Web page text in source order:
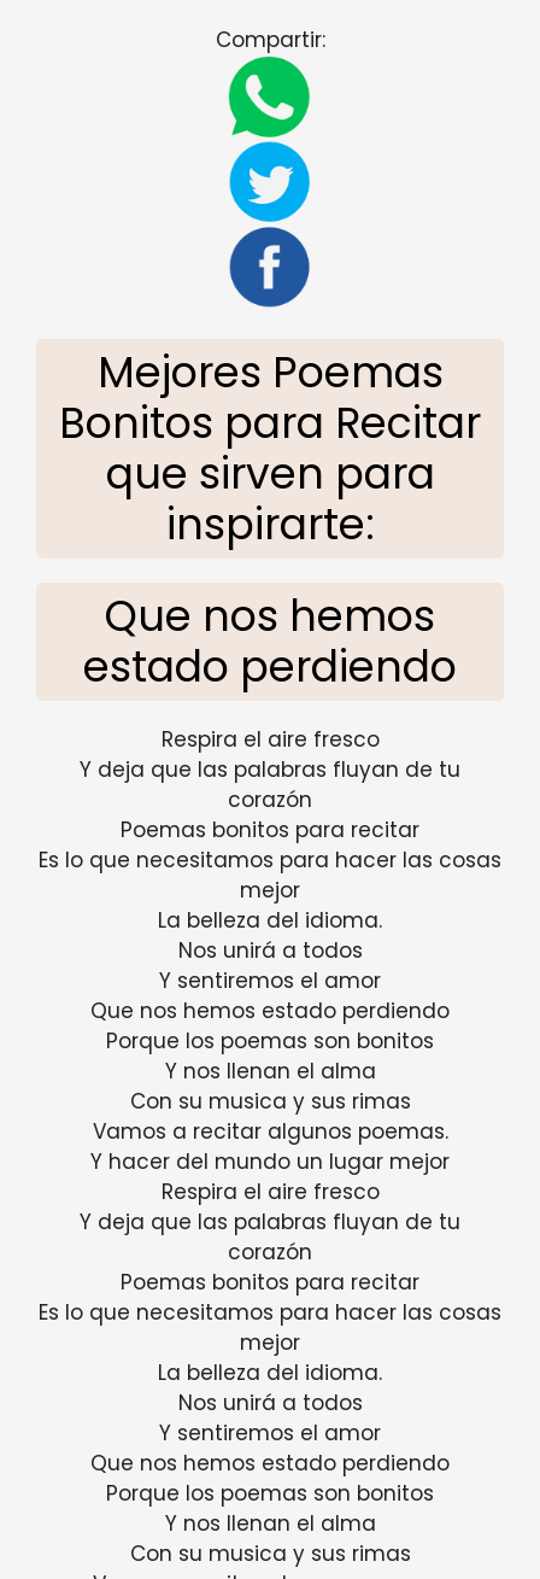
Compartir:
Mejores Poemas
Bonitos para Recitar
que sirven para
inspirarte:
Que nos hemos
estado perdiendo
Respira el aire fresco
Y deja que las palabras fluyan de tu
corazón
Poemas bonitos para recitar
Es lo que necesitamos para hacer las cosas
mejor
La belleza del idioma.
Nos unirá a todos
Y sentiremos el amor
Que nos hemos estado perdiendo
Porque los poemas son bonitos
Y nos llenan el alma
Con su musica y sus rimas
Vamos a recitar algunos poemas.
Y hacer del mundo un lugar mejor
Respira el aire fresco
Y deja que las palabras fluyan de tu
corazón
Poemas bonitos para recitar
Es lo que necesitamos para hacer las cosas
mejor
La belleza del idioma.
Nos unirá a todos
Y sentiremos el amor
Que nos hemos estado perdiendo
Porque los poemas son bonitos
Y nos llenan el alma
Con su musica y sus rimas